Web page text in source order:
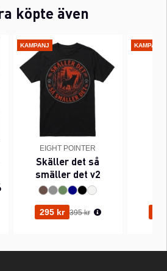
köpte även
KAMPANJ
EIGHT POINTER
Skäller det så
smäller det v2
295 kr Ordinarie pris:
395 kr
KAMPANJ